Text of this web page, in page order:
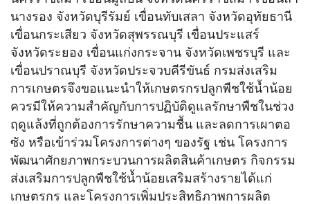
นางรอง จังหวัดบุรีรัมย์ เขื่อนทับเสลา จังหวัดอุทัยธานี
เขื่อนกระเสียว จังหวัดสุพรรณบุรี เขื่อนประแสร์
จังหวัดระยอง เขื่อนแก่งกระจาน จังหวัดเพชรบุรี และ
เขื่อนปราณบุรี จังหวัดประจวบคีรีขันธ์ กรมส่งเสริม
การเกษตรจึงขอแนะนำให้เกษตรกรปลูกพืชใช้น้ำน้อย
ควรมีให้ความสำคัญกับการปฏิบัติดูแลรักษาพืชในช่วง
ฤดูแล้งที่ถูกต้องการรักษาความชื้น และลดการเผาตอ
ซัง หรือเข้าร่วมโครงการต่างๆ ของรัฐ เช่น โครงการ
พัฒนาศักยภาพกระบวนการผลิตสินค้าเกษตร กิจกรรม
ส่งเสริมการปลูกพืชใช้น้ำน้อยเสริมสร้างรายได้แก่
เกษตรกร และโครงการเพิ่มประสิทธิภาพการผลิต